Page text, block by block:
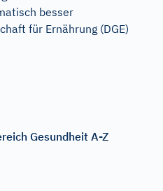
besser
für Ernährung (DGE)
Gesundheit A-Z